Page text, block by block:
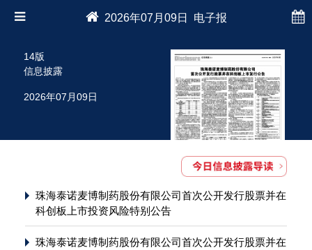
2026年07月09日 电子报
14版
信息披露
2026年07月09日
珠海泰诺麦博制药股份有限公司首次公开发行股票并在
科创板上市投资风险特别公告
珠海泰诺麦博制药股份有限公司首次公开发行股票并在